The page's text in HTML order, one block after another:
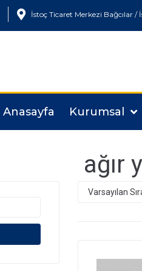
İstoç Ticaret Merkezi Bağcılar /
Anasayfa Kurumsal
ağır